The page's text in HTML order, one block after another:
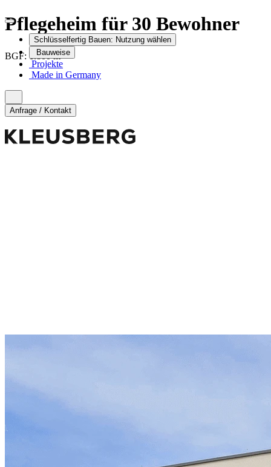
Schlüsselfertig Bauen: Nutzung wählen
Bauweise
Projekte
Made in Germany
Anfrage / Kontakt
Pflegeheim für 30 Bewohner
BGF: 1.800m2